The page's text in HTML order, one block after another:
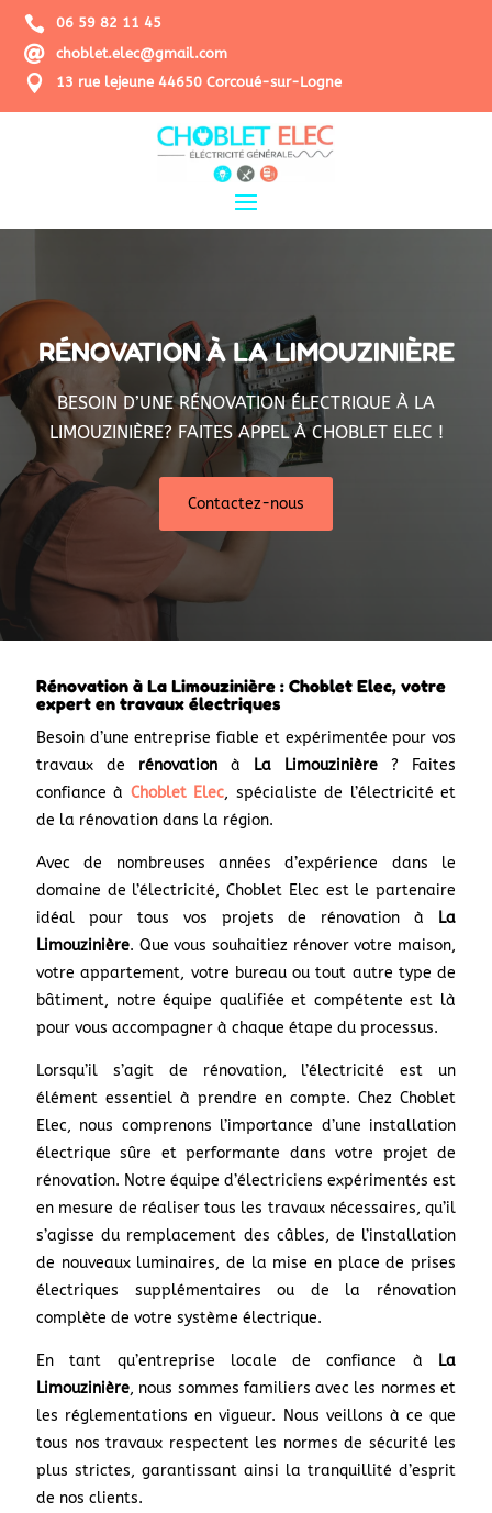
 06 59 82 11 45
 choblet.elec@gmail.com
 13 rue lejeune 44650 Corcoué-sur-Logne
RÉNOVATION À LA LIMOUZINIÈRE
BESOIN D’UNE RÉNOVATION ÉLECTRIQUE À LA
LIMOUZINIÈRE? FAITES APPEL À CHOBLET ELEC !
Contactez-nous
Rénovation à La Limouzinière : Choblet Elec, votre
expert en travaux électriques
Besoin d’une entreprise fiable et expérimentée pour vos
travaux de rénovation à La Limouzinière ? Faites
confiance à Choblet Elec, spécialiste de l’électricité et
de la rénovation dans la région.
Avec de nombreuses années d’expérience dans le
domaine de l’électricité, Choblet Elec est le partenaire
idéal pour tous vos projets de rénovation à
La
Limouzinière. Que vous souhaitiez rénover votre maison,
votre appartement, votre bureau ou tout autre type de
bâtiment, notre équipe qualifiée et compétente est là
pour vous accompagner à chaque étape du processus.
Lorsqu’il s’agit de rénovation, l’électricité est un
élément essentiel à prendre en compte. Chez Choblet
Elec, nous comprenons l’importance d’une installation
électrique sûre et performante dans votre projet de
rénovation. Notre équipe d’électriciens expérimentés est
en mesure de réaliser tous les travaux nécessaires, qu’il
s’agisse du remplacement des câbles, de l’installation
de nouveaux luminaires, de la mise en place de prises
électriques supplémentaires ou de la rénovation
complète de votre système électrique.
En tant qu’entreprise locale de confiance à
La
Limouzinière, nous sommes familiers avec les normes et
les réglementations en vigueur. Nous veillons à ce que
tous nos travaux respectent les normes de sécurité les
plus strictes, garantissant ainsi la tranquillité d’esprit
de nos clients.